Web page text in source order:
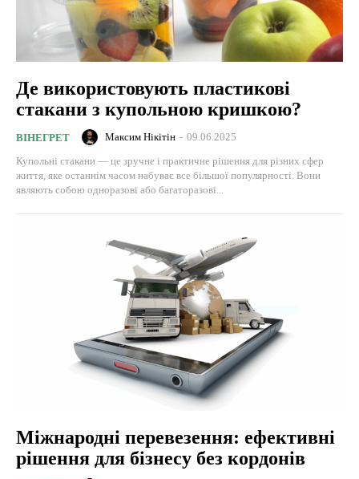
Де використовують пластикові
стакани з купольною кришкою?
ВІНЕГРЕТ Максим Нікітін - 09.06.2025
Купольні стакани ― це зручне і практичне рішення для різних сфер
життя, яке останнім часом набуває все більшої популярності. Вони
являють собою одноразові або багаторазові...
Міжнародні перевезення: ефективні
рішення для бізнесу без кордонів